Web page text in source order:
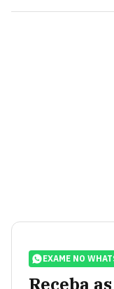
EXAME NO
Receba